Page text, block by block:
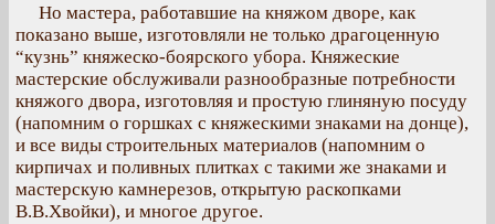
Но мастера, работавшие на княжом дворе, как
показано выше, изготовляли не только драгоценную
“кузнь” княжеско-боярского убора. Княжеские
мастерские обслуживали разнообразные потребности
княжого двора, изготовляя и простую глиняную посуду
(напомним о горшках с княжескими знаками на донце),
и все виды строительных материалов (напомним о
кирпичах и поливных плитках с такими же знаками и
мастерскую камнерезов, открытую раскопками
В.В.Хвойки), и многое другое.